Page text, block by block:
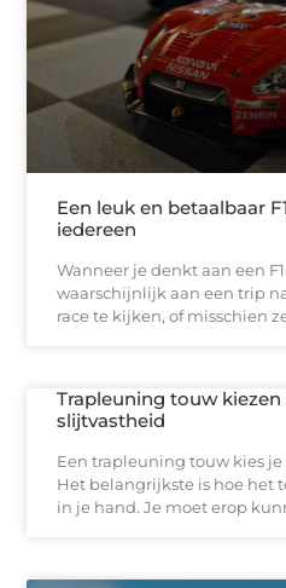
Een leuk en betaalbaar
iedereen
Wanneer je denkt aan een
waarschijnlijk aan een trip
race te kijken, of misschien
Trapleuning touw
slijtvastheid
Een trapleuning touw kies
Het belangrijkste is hoe het
in je hand. Je moet erop